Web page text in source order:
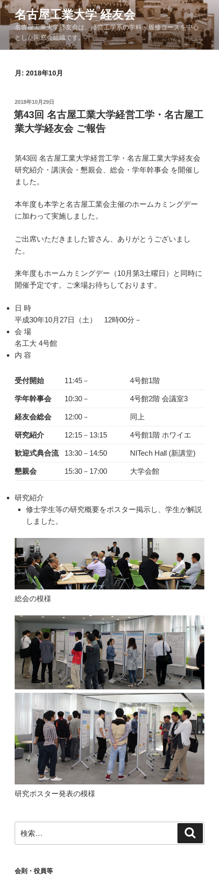
コ
ツ
名古屋工業大学 経友会
名古屋工業大学経友会は、経営工学系の学科・履修コースを中心
とした同窓会組織です。
月: 2018年10月
投
稿
日:
2018年10月29日
第43回 名古屋工業大学経営工学・名古屋工
業大学経友会 ご報告
第43回 名古屋工業大学経営工学・名古屋工業大学経友会
研究紹介・講演会・懇親会、総会・学年幹事会 を開催し
ました。
本年度も本学と名古屋工業会主催のホームカミングデー
に加わって実施しました。
ご出席いただきました皆さん、ありがとうございまし
た。
来年度もホームカミングデー（10月第3土曜日）と同時に
開催予定です。ご来場お待ちしております。
日 時
平成30年10月27日（土） 12時00分－
会 場
名工大 4号館
内 容
受付開始 11:45－ 4号館1階
学年幹事会 10:30－ 4号館2階 会議室3
経友会総会 12:00－ 同上
研究紹介 12:15－13:15 4号館1階 ホワイエ
歓迎式典合流 13:30－14:50 NITech Hall (新講堂)
懇親会 15:30－17:00 大学会館
研究紹介
修士学生等の研究概要をポスター掲示し、学生が解説
しました。
総会の模様
研究ポスター発表の模様
索:
会則・役員等